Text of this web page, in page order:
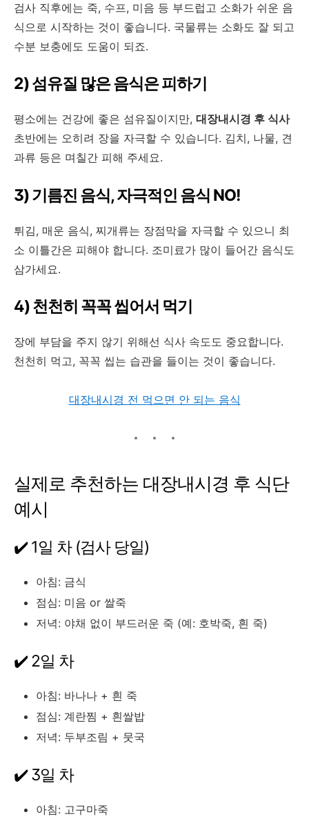
검사 직후에는 죽, 수프, 미음 등 부드럽고 소화가 쉬운 음
식으로 시작하는 것이 좋습니다. 국물류는 소화도 잘 되고
수분 보충에도 도움이 되죠.
2) 섬유질 많은 음식은 피하기
평소에는 건강에 좋은 섬유질이지만, 대장내시경 후 식사
초반에는 오히려 장을 자극할 수 있습니다. 김치, 나물, 견
과류 등은 며칠간 피해 주세요.
3) 기름진 음식, 자극적인 음식 NO!
튀김, 매운 음식, 찌개류는 장점막을 자극할 수 있으니 최
소 이틀간은 피해야 합니다. 조미료가 많이 들어간 음식도
삼가세요.
4) 천천히 꼭꼭 씹어서 먹기
장에 부담을 주지 않기 위해선 식사 속도도 중요합니다.
천천히 먹고, 꼭꼭 씹는 습관을 들이는 것이 좋습니다.
대장내시경 전 먹으면 안 되는 음식
실제로 추천하는 대장내시경 후 식단
예시
✔️ 1일 차 (검사 당일)
아침: 금식
점심: 미음 or 쌀죽
저녁: 야채 없이 부드러운 죽 (예: 호박죽, 흰 죽)
✔️ 2일 차
아침: 바나나 + 흰 죽
점심: 계란찜 + 흰쌀밥
저녁: 두부조림 + 뭇국
✔️ 3일 차
아침: 고구마죽